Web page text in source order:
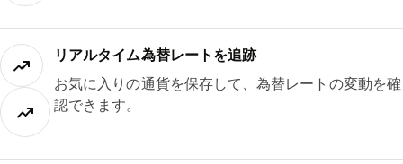
リアルタイム為替レートを追跡
お気に入りの通貨を保存して、為替レートの変動を確
認できます。